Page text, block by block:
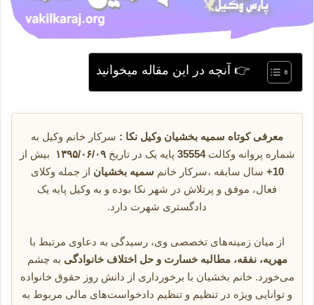
👉 آنچه در این مقاله میخوانید
معرفی کوتاه سمیه بخشیان وکیل نکا : سرکار خانم وکیل به
شماره پروانه وکالت35554 پایه یک در تاریخ۱۳۹۵/۰۶/۰۹
بیش از
10+
سال سابقه ،سرکار خانم سمیه بخشیان از جمله وکلای
فعال، موفق و پرتلاش در شهر نکا بوده و به وکیل پایه یک
دادگستری شهرت دارد.
از میان زمینه‌های تخصصی وی، رسیدگی به دعاوی مرتبط با
مهریه، نفقه، مطالبه خسارت و حل اختلاف خانوادگی به چشم
می‌خورد. خانم بخشیان با برخورداری از دانش روز حقوق خانواده
و توانایی ویژه در تنظیم و تنظیم دادخواست‌های مالی مربوط به